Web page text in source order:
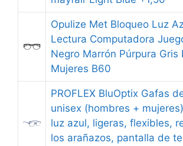
Opulize Met Bloqueo Luz
Lectura Computadora
Negro Marrón Púrpura Gris
Mujeres B60
PROFLEX BluOptix Gafas
unisex (hombres +
luz azul, ligeras, flexibles,
los arañazos, pantalla de